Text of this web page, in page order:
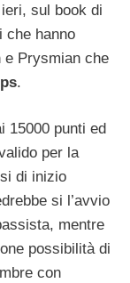
sul book di
che hanno
e Prysmian che
.
15000 punti ed
per la
di inizio
si l’avvio
mentre
possibilità di
con